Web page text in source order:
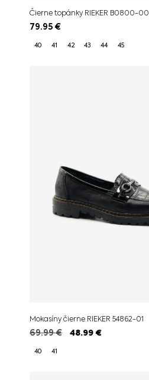
Čierne topánky RIEKER B0800-00
79.95€
40 41 42 43 44 45
Mokasíny čierne RIEKER 54862-01
69.99€ 48.99€
40 41